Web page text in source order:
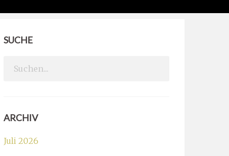
SUCHE
Search
ARCHIV
Juli 2026